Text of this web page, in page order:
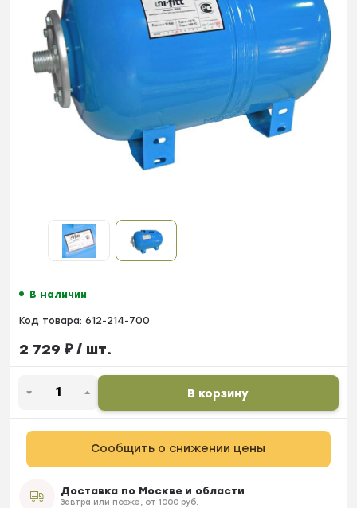
В наличии
Код товара: 612-214-700
2 729 ₽/ шт.
В корзину
Сообщить о снижении цены
Доставка по Москве и области
Завтра или позже, от 1000 руб.